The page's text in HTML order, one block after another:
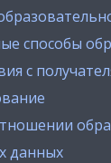
способы
с
данных